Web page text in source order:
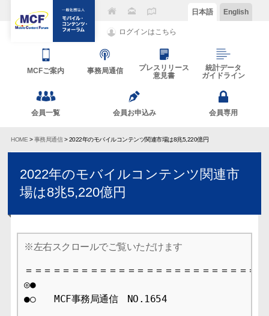
ログインはこちら
日本語 English
MCFご案内 事務局通信
プレスリリース
意見書
統計データ
ガイドライン
会員一覧 会員お申込み 会員専用
HOME >事務局通信> 2022年のモバイルコンテンツ関連市場は8兆5,220億円
2022年のモバイルコンテンツ関連市
場は8兆5,220億円
＝＝＝＝＝＝＝＝＝＝＝＝＝＝＝＝＝＝＝＝＝＝＝＝＝
◎●
●○　　MCF事務局通信　NO.1654     　　　　　　　